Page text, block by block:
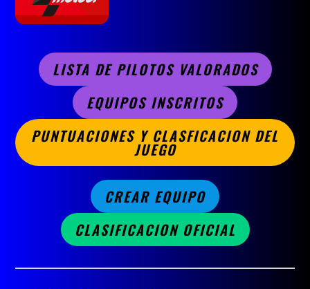
LISTA DE PILOTOS VALORADOS
EQUIPOS INSCRITOS
PUNTUACIONES Y CLASFICACION DEL
JUEGO
CREAR EQUIPO
CLASIFICACION OFICIAL